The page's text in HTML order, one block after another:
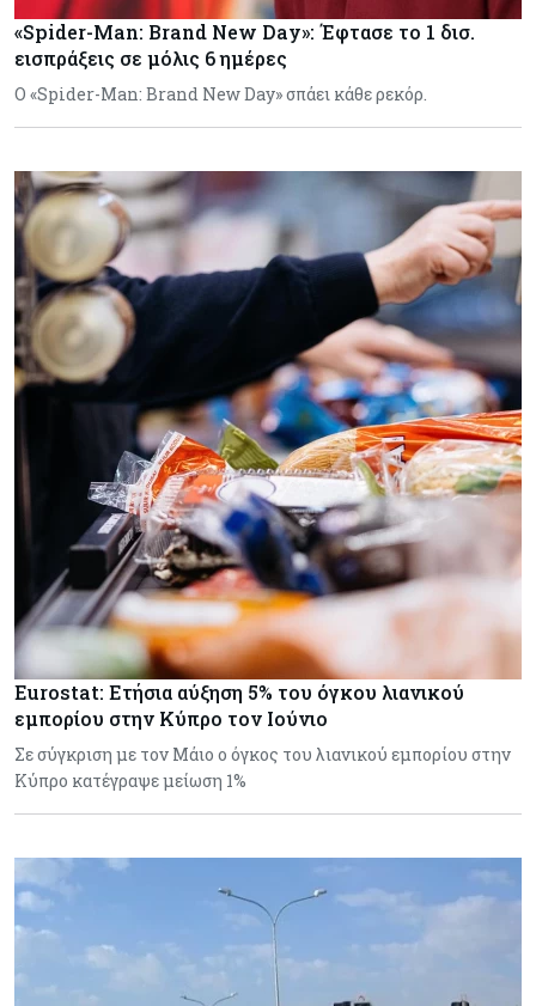
«Spider-Man: Brand New Day»: Έφτασε το 1 δισ.
εισπράξεις σε μόλις 6 ημέρες
Ο «Spider-Man: Brand New Day» σπάει κάθε ρεκόρ.
Eurostat: Ετήσια αύξηση 5% του όγκου λιανικού
εμπορίου στην Κύπρο τον Ιούνιο
Σε σύγκριση με τον Μάιο ο όγκος του λιανικού εμπορίου στην
Κύπρο κατέγραψε μείωση 1%